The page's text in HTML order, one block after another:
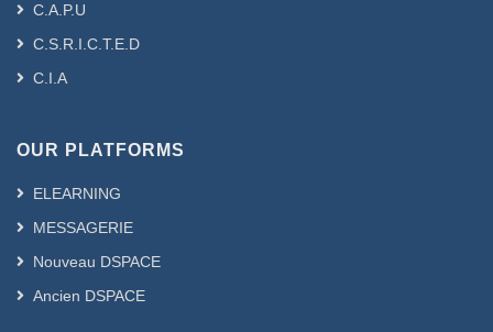
C.A.P.U
C.S.R.I.C.T.E.D
C.I.A
OUR PLATFORMS
ELEARNING
MESSAGERIE
Nouveau DSPACE
Ancien DSPACE